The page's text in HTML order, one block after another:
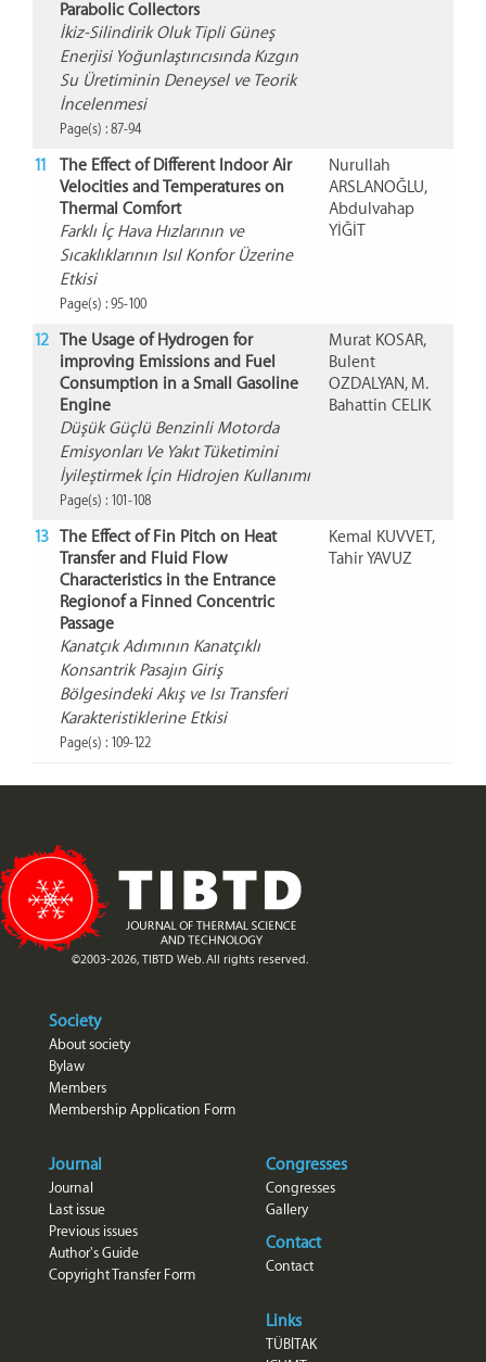
Parabolic Collectors
İkiz-Silindirik Oluk Tipli Güneş
Enerjisi Yoğunlaştırıcısında Kızgın
Su Üretiminin Deneysel ve Teorik
İncelenmesi
Page(s) : 87-94
11
The Effect of Different Indoor Air
Velocities and Temperatures on
Thermal Comfort
Farklı İç Hava Hızlarının ve
Sıcaklıklarının Isıl Konfor Üzerine
Etkisi
Page(s) : 95-100
Nurullah
ARSLANOĞLU,
Abdulvahap
YİĞİT
12
The Usage of Hydrogen for
improving Emissions and Fuel
Consumption in a Small Gasoline
Engine
Düşük Güçlü Benzinli Motorda
Emisyonları Ve Yakıt Tüketimini
İyileştirmek İçin Hidrojen Kullanımı
Page(s) : 101-108
Murat KOSAR,
Bulent
OZDALYAN, M.
Bahattin CELIK
13
The Effect of Fin Pitch on Heat
Transfer and Fluid Flow
Characteristics in the Entrance
Regionof a Finned Concentric
Passage
Kanatçık Adımının Kanatçıklı
Konsantrik Pasajın Giriş
Bölgesindeki Akış ve Isı Transferi
Karakteristiklerine Etkisi
Page(s) : 109-122
Kemal KUVVET,
Tahir YAVUZ
©2003-2026, TIBTD Web. All rights reserved.
Society
About society
Bylaw
Members
Membership Application Form
Journal
Journal
Last issue
Previous issues
Author's Guide
Copyright Transfer Form
Congresses
Congresses
Gallery
Contact
Contact
Links
TÜBİTAK